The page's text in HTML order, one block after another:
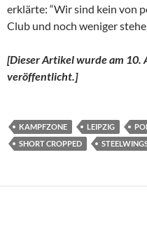
erklärte: “Wir sind kein von
Club und noch weniger
[Dieser Artikel wurde am 10.
veröffentlicht.]
KAMPFZONE LEIPZIG
SHORT CROPPED